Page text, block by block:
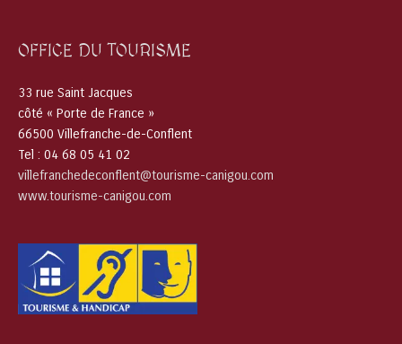
OFFICE DU TOURISME
33 rue Saint Jacques
côté « Porte de France »
66500 Villefranche-de-Conflent
Tel : 04 68 05 41 02
villefranchedeconflent@tourisme-canigou.com
www.tourisme-canigou.com